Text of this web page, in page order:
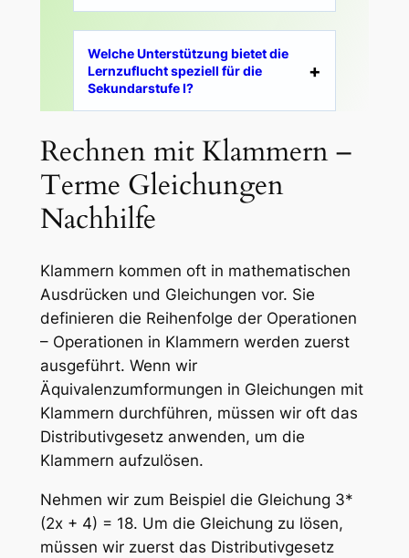
Welche Unterstützung bietet die
Lernzuflucht speziell für die
Sekundarstufe I?
Rechnen mit Klammern –
Terme Gleichungen
Nachhilfe
Klammern kommen oft in mathematischen
Ausdrücken und Gleichungen vor. Sie
definieren die Reihenfolge der Operationen
– Operationen in Klammern werden zuerst
ausgeführt. Wenn wir
Äquivalenzumformungen in Gleichungen mit
Klammern durchführen, müssen wir oft das
Distributivgesetz anwenden, um die
Klammern aufzulösen.
Nehmen wir zum Beispiel die Gleichung 3*
(2x + 4) = 18. Um die Gleichung zu lösen,
müssen wir zuerst das Distributivgesetz